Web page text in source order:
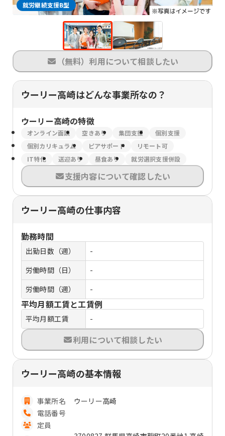
就労継続支援B型
（無料）利用について相談したい
ウーリー高崎はどんな事業所なの？
ウーリー高崎の特徴
オンライン面談 空きあり 集団支援
個別支援
個別カリキュラム
ピアサポート
リモート可
IT特化
送迎あり 昼食あり 就労選択支援併設
支援内容について確認したい
ウーリー高崎の仕事内容
勤務時間
出勤日数（週）
-
労働時間（日）
-
労働時間（週）
-
平均月額工賃と工賃例
平均月額工賃 -
利用について相談したい
ウーリー高崎の基本情報
事業所名
ウーリー高崎
電話番号
定員